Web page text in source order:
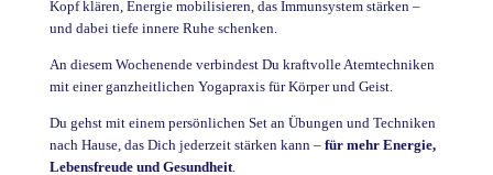
Kopf klären, Energie mobilisieren, das Immunsystem stärken –
und dabei tiefe innere Ruhe schenken.
An diesem Wochenende verbindest Du kraftvolle Atemtechniken
mit einer ganzheitlichen Yogapraxis für Körper und Geist.
Du gehst mit einem persönlichen Set an Übungen und Techniken
nach Hause, das Dich jederzeit stärken kann – für mehr Energie,
Lebensfreude und Gesundheit.